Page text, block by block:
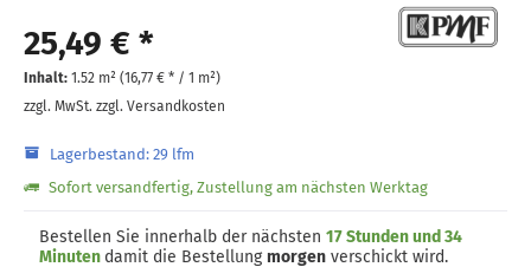
25,49 € *
Inhalt: 1.52 m² (16,77 € * / 1 m²)
zzgl. MwSt. zzgl. Versandkosten
Lagerbestand: 29 lfm
Sofort versandfertig, Zustellung am nächsten Werktag
Bestellen Sie innerhalb der nächsten 17 Stunden und 34
Minuten damit die Bestellungmorgen verschickt wird.